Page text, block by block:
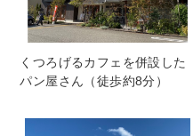
くつろげるカフェを併設した
パン屋さん（徒歩約8分）